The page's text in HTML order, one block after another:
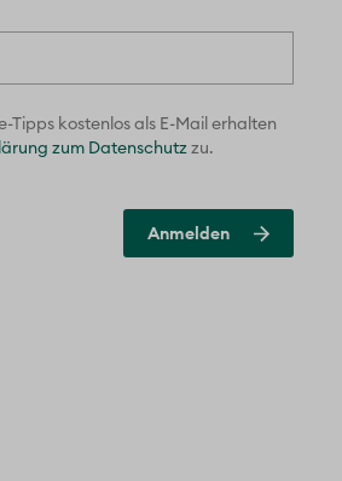
Tipps kostenlos als E-Mail erhalten
zum Datenschutz zu.